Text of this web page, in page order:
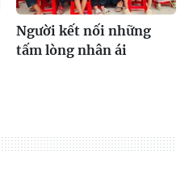
Người kết nối những
tấm lòng nhân ái